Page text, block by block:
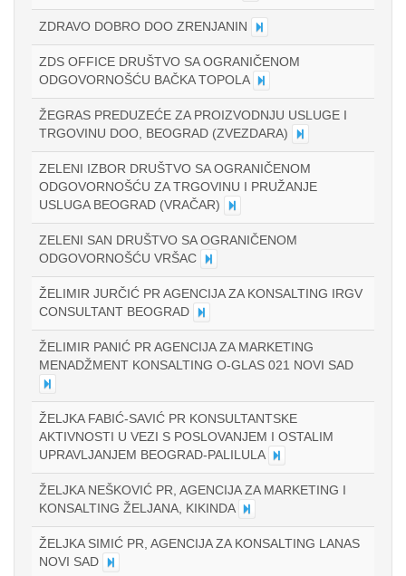
ZDRAVO DOBRO DOO ZRENJANIN
ZDS OFFICE DRUŠTVO SA OGRANIČENOM
ODGOVORNOŠĆU BAČKA TOPOLA
ŽEGRAS PREDUZEĆE ZA PROIZVODNJU USLUGE I
TRGOVINU DOO, BEOGRAD (ZVEZDARA)
ZELENI IZBOR DRUŠTVO SA OGRANIČENOM
ODGOVORNOŠĆU ZA TRGOVINU I PRUŽANJE
USLUGA BEOGRAD (VRAČAR)
ZELENI SAN DRUŠTVO SA OGRANIČENOM
ODGOVORNOŠĆU VRŠAC
ŽELIMIR JURČIĆ PR AGENCIJA ZA KONSALTING IRGV
CONSULTANT BEOGRAD
ŽELIMIR PANIĆ PR AGENCIJA ZA MARKETING
MENADŽMENT KONSALTING O-GLAS 021 NOVI SAD
ŽELJKA FABIĆ-SAVIĆ PR KONSULTANTSKE
AKTIVNOSTI U VEZI S POSLOVANJEM I OSTALIM
UPRAVLJANJEM BEOGRAD-PALILULA
ŽELJKA NEŠKOVIĆ PR, AGENCIJA ZA MARKETING I
KONSALTING ŽELJANA, KIKINDA
ŽELJKA SIMIĆ PR, AGENCIJA ZA KONSALTING LANAS
NOVI SAD